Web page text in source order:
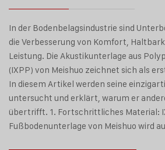
In der Bodenbelagsindustrie sind
die Verbesserung von Komfort,
Leistung. Die Akustikunterlage aus
(IXPP) von Meishuo zeichnet sich als
In diesem Artikel werden seine
untersucht und erklärt, warum er
übertrifft. 1. Fortschrittliches Material:
Fußbodenunterlage von Meishuo wird